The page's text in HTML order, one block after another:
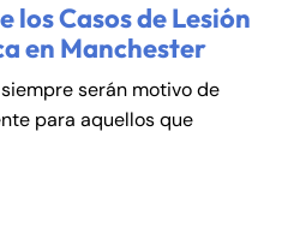
los Casos de Lesión
en Manchester
serán motivo de
para aquellos que